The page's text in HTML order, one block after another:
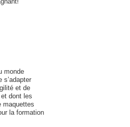
monde
s’adapter
et de
dont les
maquettes
la formation